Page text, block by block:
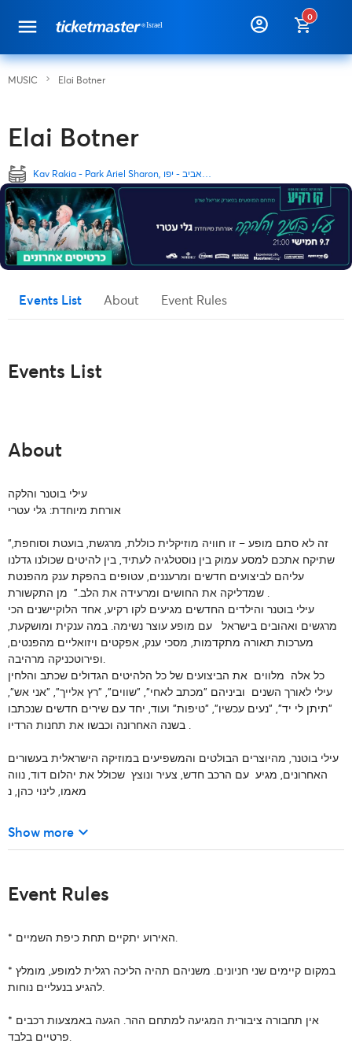
0
MUSIC Elai Botner
Elai Botner
Events List About Event Rules
Events List
About
עילי בוטנר והלקה
אורחת מיוחדת: גלי עטרי
"זה לא סתם מופע – זו חוויה מוזיקלית כוללת, מרגשת, בועטת וסוחפת,
שתיקח אתכם למסע עמוק בין נוסטלגיה לעתיד, בין להיטים שכולנו גדלנו
עליהם לביצועים חדשים ומרעננים, עטופים בהפקת ענק מהפנטת
שמדליקה את החושים ומרעידה את הלב." מן התקשורת
.
עילי בוטנר והילדים החדשים מגיעים לקו רקיע, אחד הלוקיישנים הכי
מרגשים ואהובים בישראל עם מופע עוצר נשימה. במה ענקית ומושקעת,
מערכות תאורה מתקדמות, מסכי ענק, אפקטים ויזואליים מהפנטים,
ופירוטכניקה מרהיבה.
כל אלה מלווים את הביצועים של כל הלהיטים הגדולים שכתב והלחין
עילי לאורך השנים וביניהם "מכתב לאחי", "שווים", "רץ אלייך", "אני אש",
"תיתן לי יד", "נעים עכשיו", "טיפות" ועוד, יחד עם שירים חדשים שנכתבו
בשנה האחרונה וכבשו את תחנות הרדיו .
עילי בוטנר, מהיוצרים הבולטים והמשפיעים במוזיקה הישראלית בעשורים
האחרונים, מגיע עם הרכב חדש, צעיר ונוצץ שכולל את יהלום דוד, נווה
מאמו, לינוי כהן, נ
Show more keyboard_arrow_down
Event Rules
* האירוע יתקיים תחת כיפת השמיים.
* במקום קיימים שני חניונים. משניהם תהיה הליכה רגלית למופע, מומלץ
להגיע בנעליים נוחות.
* אין תחבורה ציבורית המגיעה למתחם ההר. הגעה באמצעות רכבים
פרטיים בלבד.
Wait a moment! We're redirecting you